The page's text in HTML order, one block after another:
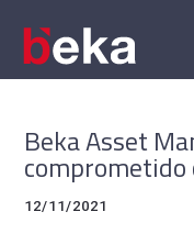
Beka Asset
12/11/2021